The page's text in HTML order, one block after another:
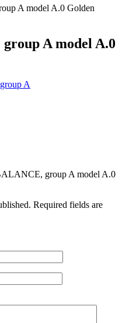
A model A.0
A
group A model A.0
Required fields are